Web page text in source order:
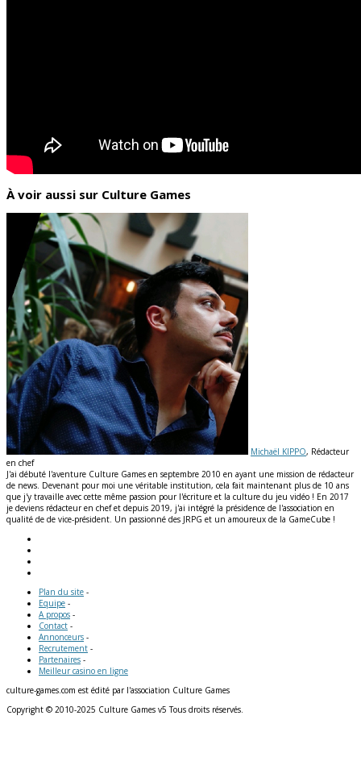
À voir aussi sur Culture Games
Michaël KIPPO, Rédacteur
en chef
J'ai débuté l'aventure Culture Games en septembre 2010 en ayant une mission de rédacteur
de news. Devenant pour moi une véritable institution, cela fait maintenant plus de 10 ans
que j'y travaille avec cette même passion pour l'écriture et la culture du jeu vidéo ! En 2017
je deviens rédacteur en chef et depuis 2019, j'ai intégré la présidence de l'association en
qualité de de vice-président. Un passionné des JRPG et un amoureux de la GameCube !
Plan du site -
Equipe -
A propos -
Contact -
Annonceurs -
Recrutement -
Partenaires -
Meilleur casino en ligne
culture-games.com est édité par l'association Culture Games
Copyright © 2010-2025 Culture Games v5 Tous droits réservés.